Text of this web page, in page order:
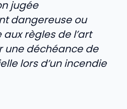
jugée
dangereuse ou
règles de l’art
une déchéance de
lors d’un incendie